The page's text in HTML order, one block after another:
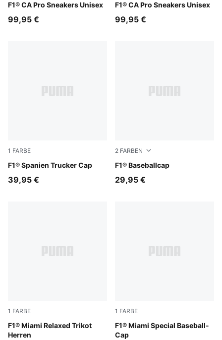
F1® CA Pro Sneakers Unisex
PUMA Black-Light Lime
99,95 €
F1® CA Pro Sneakers Unisex
PUMA White-Pop Red
99,95 €
1 FARBE
F1® Spanien Trucker Cap
Puma Black
39,95 €
2 FARBEN
F1® Baseballcap
Puma Black
29,95 €
1 FARBE
F1® Miami Relaxed Trikot
Herren
Pink Lilac
1 FARBE
F1® Miami Special Baseball-
Cap
Pink Lilac